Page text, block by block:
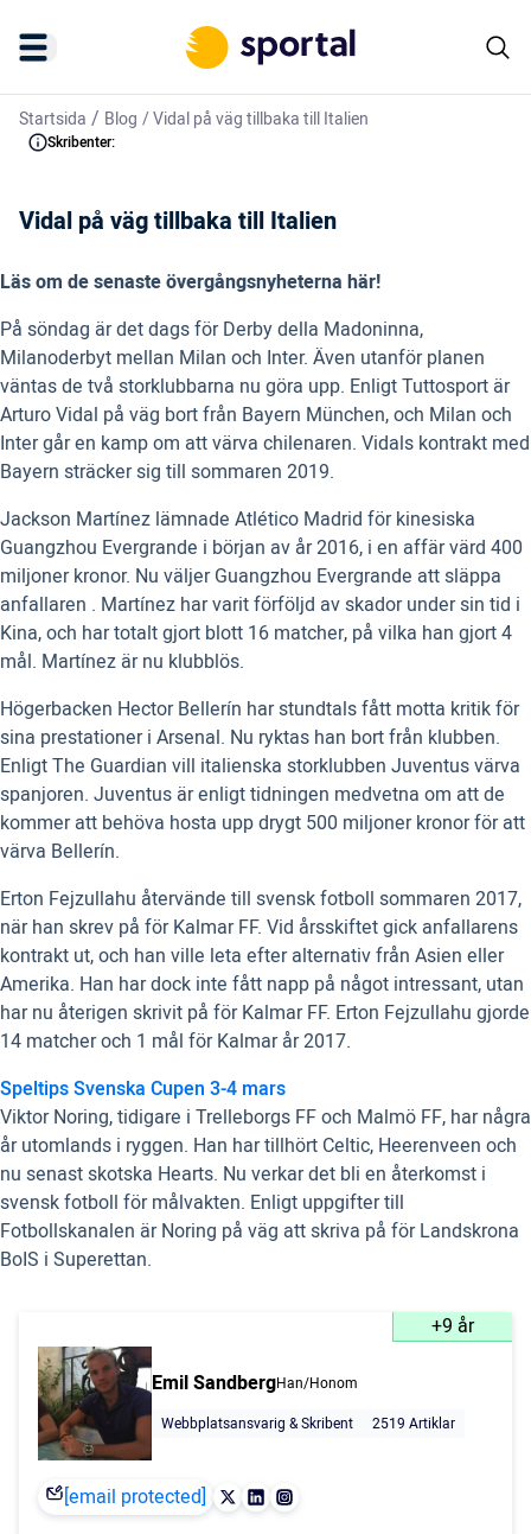
Startsida / Blog /Vidal på väg tillbaka till Italien
Skribenter:
Vidal på väg tillbaka till Italien
Läs om de senaste övergångsnyheterna här!
På söndag är det dags för Derby della Madoninna,
Milanoderbyt mellan Milan och Inter. Även utanför planen
väntas de två storklubbarna nu göra upp. Enligt Tuttosport är
Arturo Vidal på väg bort från Bayern München, och Milan och
Inter går en kamp om att värva chilenaren. Vidals kontrakt med
Bayern sträcker sig till sommaren 2019.
Jackson Martínez lämnade Atlético Madrid för kinesiska
Guangzhou Evergrande i början av år 2016, i en affär värd 400
miljoner kronor. Nu väljer Guangzhou Evergrande att släppa
anfallaren . Martínez har varit förföljd av skador under sin tid i
Kina, och har totalt gjort blott 16 matcher, på vilka han gjort 4
mål. Martínez är nu klubblös.
Högerbacken Hector Bellerín har stundtals fått motta kritik för
sina prestationer i Arsenal. Nu ryktas han bort från klubben.
Enligt The Guardian vill italienska storklubben Juventus värva
spanjoren. Juventus är enligt tidningen medvetna om att de
kommer att behöva hosta upp drygt 500 miljoner kronor för att
värva Bellerín.
Erton Fejzullahu återvände till svensk fotboll sommaren 2017,
när han skrev på för Kalmar FF. Vid årsskiftet gick anfallarens
kontrakt ut, och han ville leta efter alternativ från Asien eller
Amerika. Han har dock inte fått napp på något intressant, utan
har nu återigen skrivit på för Kalmar FF. Erton Fejzullahu gjorde
14 matcher och 1 mål för Kalmar år 2017.
Speltips Svenska Cupen 3-4 mars
Viktor Noring, tidigare i Trelleborgs FF och Malmö FF, har några
år utomlands i ryggen. Han har tillhört Celtic, Heerenveen och
nu senast skotska Hearts. Nu verkar det bli en återkomst i
svensk fotboll för målvakten. Enligt uppgifter till
Fotbollskanalen är Noring på väg att skriva på för Landskrona
BoIS i Superettan.
+9 år
Emil SandbergHan/Honom
Webbplatsansvarig & Skribent
2519 Artiklar
[email protected]